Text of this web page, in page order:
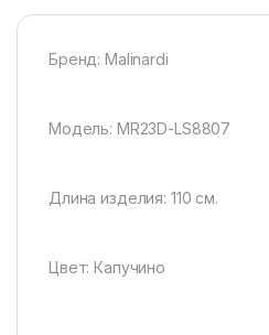
Бренд: Malinardi
Модель: MR23D-LS8807
Длина изделия: 110 см.
Цвет: Капучино